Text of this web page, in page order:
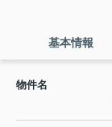
基本情報
物件名